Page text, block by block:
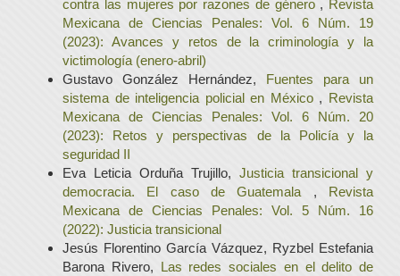
contra las mujeres por razones de género , Revista
Mexicana de Ciencias Penales: Vol. 6 Núm. 19
(2023): Avances y retos de la criminología y la
victimología (enero-abril)
Gustavo González Hernández, Fuentes para un
sistema de inteligencia policial en México , Revista
Mexicana de Ciencias Penales: Vol. 6 Núm. 20
(2023): Retos y perspectivas de la Policía y la
seguridad II
Eva Leticia Orduña Trujillo, Justicia transicional y
democracia. El caso de Guatemala , Revista
Mexicana de Ciencias Penales: Vol. 5 Núm. 16
(2022): Justicia transicional
Jesús Florentino García Vázquez, Ryzbel Estefania
Barona Rivero, Las redes sociales en el delito de